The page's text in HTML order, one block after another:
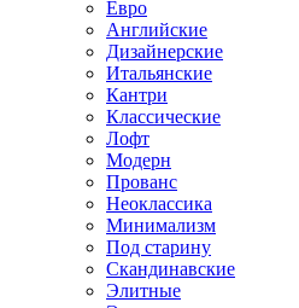
Евро
Английские
Дизайнерские
Итальянские
Кантри
Классические
Лофт
Модерн
Прованс
Неоклассика
Минимализм
Под старину
Скандинавские
Элитные